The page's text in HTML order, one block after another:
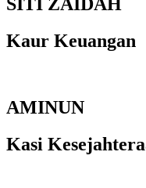
Kaur Keuangan
AMINUN
Kasi